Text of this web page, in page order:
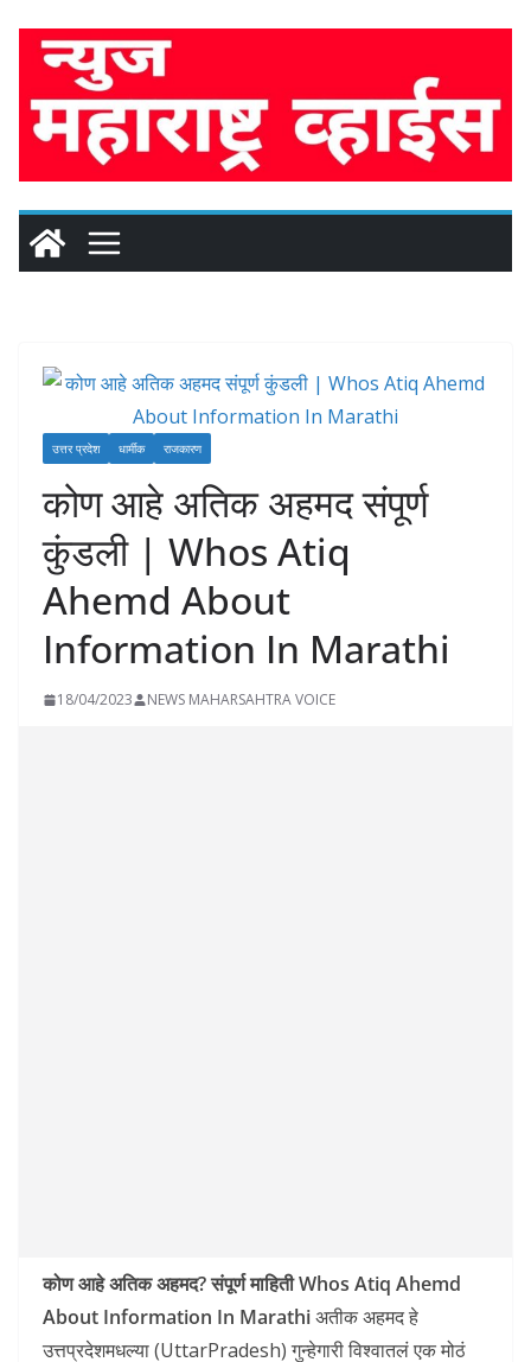
उत्तर प्रदेश धार्मीक राजकारण
कोण आहे अतिक अहमद संपूर्ण
कुंडली | Whos Atiq
Ahemd About
Information In Marathi
18/04/2023 NEWS MAHARSAHTRA VOICE
कोण आहे अतिक अहमद? संपूर्ण माहिती Whos Atiq Ahemd
About Information In Marathiअतीक अहमद हे
उत्तप्रदेशमधल्या (UttarPradesh) गुन्हेगारी विश्वातलं एक मोठं